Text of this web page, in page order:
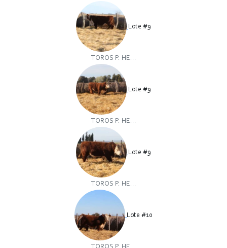
Lote #9
TOROS P. HE...
Lote #9
TOROS P. HE...
Lote #9
TOROS P. HE...
Lote #10